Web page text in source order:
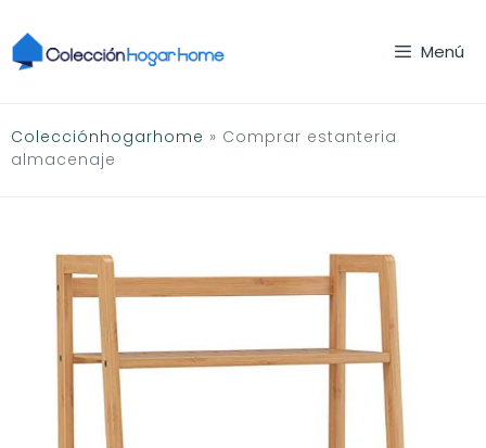
al
contenido
Menú
Colecciónhogarhome » Comprar estanteria
almacenaje